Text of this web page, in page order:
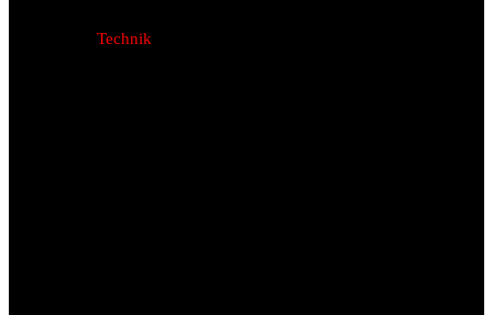
Technik